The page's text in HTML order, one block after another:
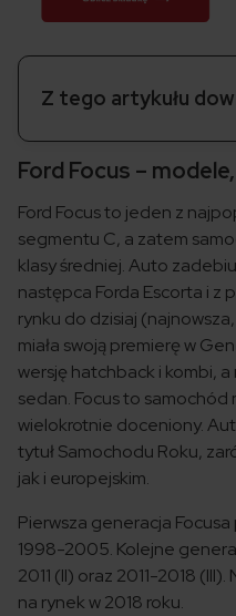
Z tego artykułu
Ford Focus –
Ford Focus to jeden z
segmentu C, a zatem
klasy średniej. Auto
następca Forda Escorta i z
rynku do dzisiaj
miała swoją premierę w
wersję hatchback i kombi,
sedan. Focus to samochód
wielokrotnie doceniony.
tytuł Samochodu Roku,
jak i europejskim.
Pierwsza generacja
1998-2005. Kolejne
2011 (II) oraz 2011-2018
na rynek w 2018 roku.